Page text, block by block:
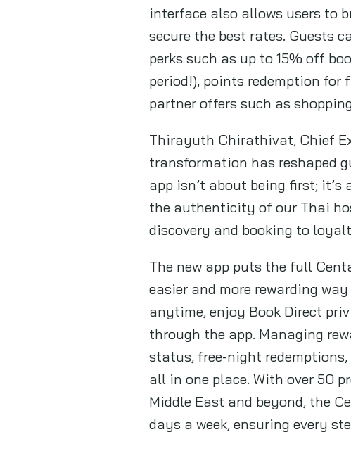
interface also allows users to
secure the best rates. Guests
perks such as up to 15% off
period!), points redemption for
partner offers such as
Thirayuth Chirathivat, Chief
transformation has reshaped
app isn’t about being first; it’s
the authenticity of our Thai
discovery and booking to
The new app puts the full
easier and more rewarding
anytime, enjoy Book Direct
through the app. Managing
status, free-night
all in one place. With over 50
Middle East and beyond, the
days a week, ensuring every